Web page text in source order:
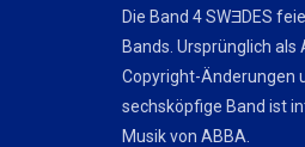
Die Band 4 SWƎDES
Bands. Ursprünglich
Copyright-Änderungen
sechsköpfige Band ist
Musik von ABBA.